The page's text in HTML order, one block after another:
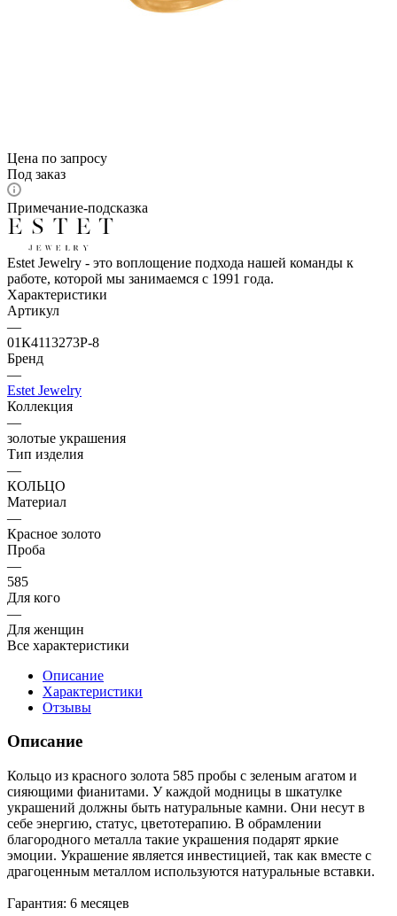
Цена по запросу
Под заказ
Примечание-подсказка
Estet Jewelry - это воплощение подхода нашей команды к
работе, которой мы занимаемся с 1991 года.
Характеристики
Артикул
—
01К4113273Р-8
Бренд
—
Estet Jewelry
Коллекция
—
золотые украшения
Тип изделия
—
КОЛЬЦО
Материал
—
Красное золото
Проба
—
585
Для кого
—
Для женщин
Все характеристики
Описание
Характеристики
Отзывы
Описание
Кольцо из красного золота 585 пробы с зеленым агатом и
сияющими фианитами. У каждой модницы в шкатулке
украшений должны быть натуральные камни. Они несут в
себе энергию, статус, цветотерапию. В обрамлении
благородного металла такие украшения подарят яркие
эмоции. Украшение является инвестицией, так как вместе с
драгоценным металлом используются натуральные вставки.
Гарантия: 6 месяцев